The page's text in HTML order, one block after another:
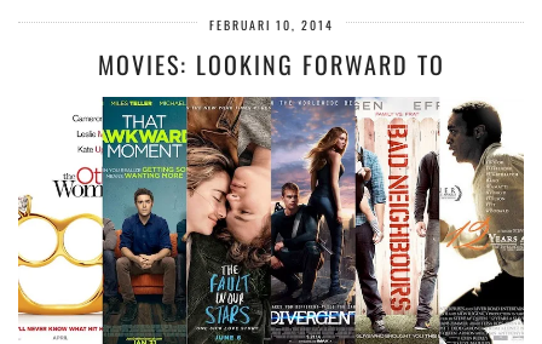
FEBRUARI 10, 2014
MOVIES: LOOKING FORWARD TO